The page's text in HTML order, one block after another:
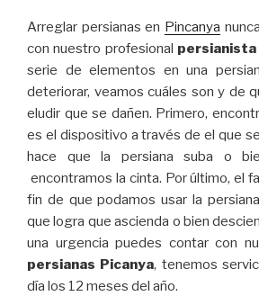
Arreglar persianas en Pincanya
con nuestro profesional persianista
serie de elementos en una
deteriorar, veamos cuáles son y de
eludir que se dañen. Primero,
es el dispositivo a través de el que
hace que la persiana suba o
encontramos la cinta. Por último, el
fin de que podamos usar la
que logra que ascienda o bien
una urgencia puedes contar con
persianas Picanya, tenemos
día los 12 meses del año.